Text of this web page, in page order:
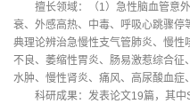
擅长领域：（1）急性脑血管意
衰、外感高热、中毒、呼吸心跳骤
典理论辨治急慢性支气管肺炎、慢
不良、萎缩性胃炎、肠易激惹综合征
水肿、慢性肾炎、痛风、高尿酸血症
科研成果：发表论文19篇，其